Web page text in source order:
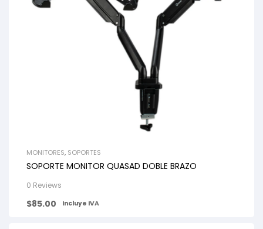
MONITORES, SOPORTES
SOPORTE MONITOR QUASAD DOBLE BRAZO
0 Reviews
$85.00 Incluye IVA